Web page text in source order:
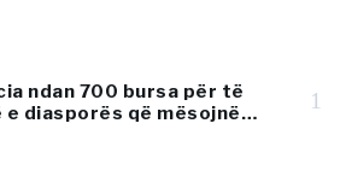
ndan 700 bursa për të
diasporës që mësojnë
kroate
1